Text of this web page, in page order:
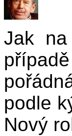
Jak
podle
Nový